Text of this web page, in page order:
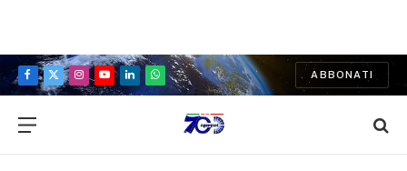
Facebook
X
Instagram
YouTubeLinkedInWhatsApp
ABBONATI